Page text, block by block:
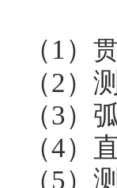
（ 1）
（2）
（3）
（4）
（5）